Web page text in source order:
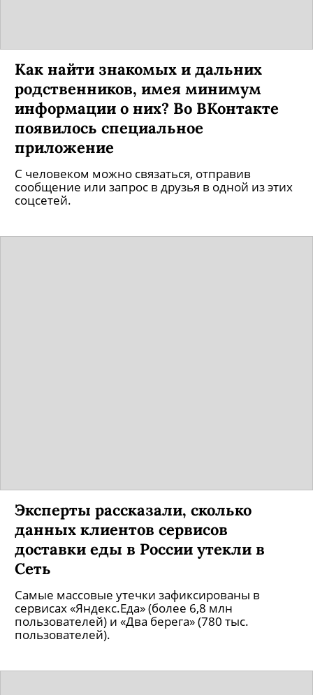
Как найти знакомых и дальних
родственников, имея минимум
информации о них? Во ВКонтакте
появилось специальное
приложение
С человеком можно связаться, отправив
сообщение или запрос в друзья в одной из этих
соцсетей.
Эксперты рассказали, сколько
данных клиентов сервисов
доставки еды в России утекли в
Сеть
Самые массовые утечки зафиксированы в
сервисах «Яндекс.Еда» (более 6,8 млн
пользователей) и «Два берега» (780 тыс.
пользователей).